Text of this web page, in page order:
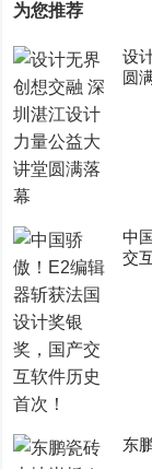
为您推荐
设
圆
中
交
东